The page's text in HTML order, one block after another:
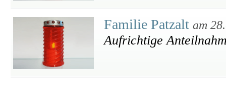
Familie Patzalt am
Aufrichtige